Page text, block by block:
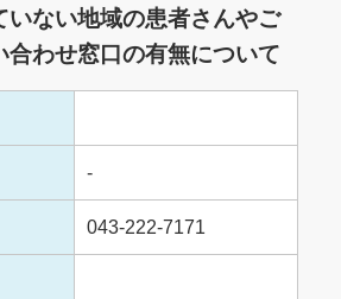
いない地域の患者さんやご
合わせ窓口の有無について
-
043-222-7171